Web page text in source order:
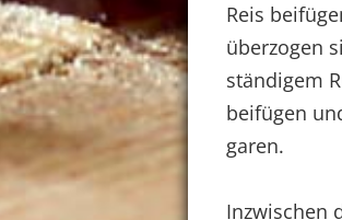
Reis
überzogen
ständigem
beifügen
garen.
Inzwischen